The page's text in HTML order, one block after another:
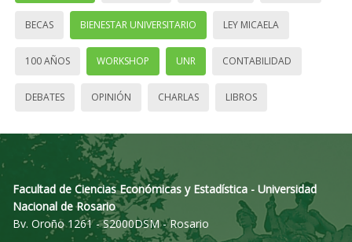
BECAS BIENESTAR UNIVERSITARIO LEY MICAELA
100 AÑOS WORKSHOP UNR CONTABILIDAD
DEBATES OPINIÓN CHARLAS LIBROS
Facultad de Ciencias Económicas y Estadística - Universidad
Nacional de Rosario
Bv. Oroño 1261 - S2000DSM - Rosario